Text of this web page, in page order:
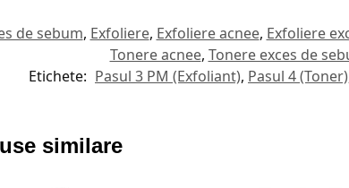
de sebum, Exfoliere, Exfoliere acnee, Exfoliere
Tonere acnee, Tonere exces de
Etichete: Pasul 3 PM (Exfoliant), Pasul 4 (Toner)
similare